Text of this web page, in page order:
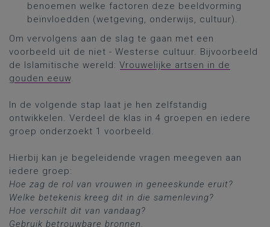
benoemen welke factoren deze beeldvorming
beïnvloedden (wetgeving, onderwijs, cultuur).
Om vervolgens aan de slag te gaan met een
voorbeeld uit de niet - Westerse cultuur. Bijvoorbeeld
de Islamitische wereld: Vrouwelijke artsen in de
gouden eeuw.
In de volgende stap laat je hen zelfstandig
ontwikkelen. Verdeel de klas in 4 groepen en iedere
groep onderzoekt 1 voorbeeld.
Hierbij kan je begeleidende vragen meegeven aan
iedere groep:
Hoe zag de rol van vrouwen in geneeskunde eruit?
Welke betekenis kreeg dit in die samenleving?
Hoe verschilt dit van vandaag?
Gebruik betrouwbare bronnen.